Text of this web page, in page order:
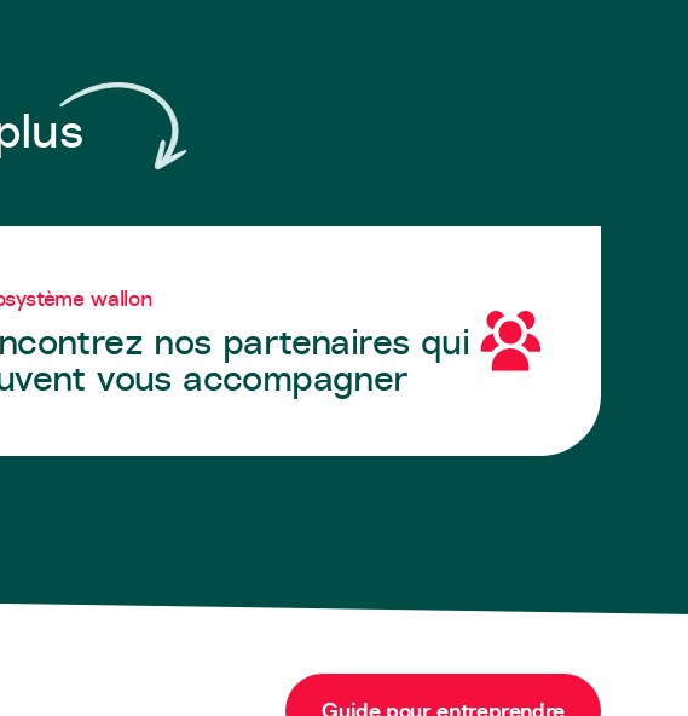
wallon
nos partenaires qui
vous accompagner